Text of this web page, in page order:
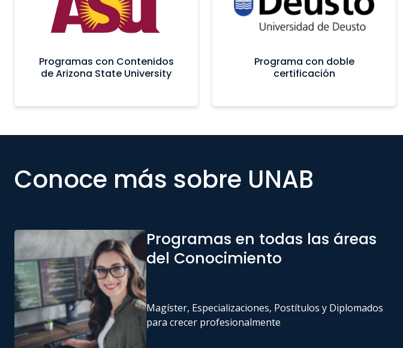
Programas con Contenidos
de Arizona State University
Programa con doble
certificación
Conoce más sobre UNAB
Programas en todas las áreas
del Conocimiento
Magíster, Especializaciones, Postítulos y Diplomados
para crecer profesionalmente